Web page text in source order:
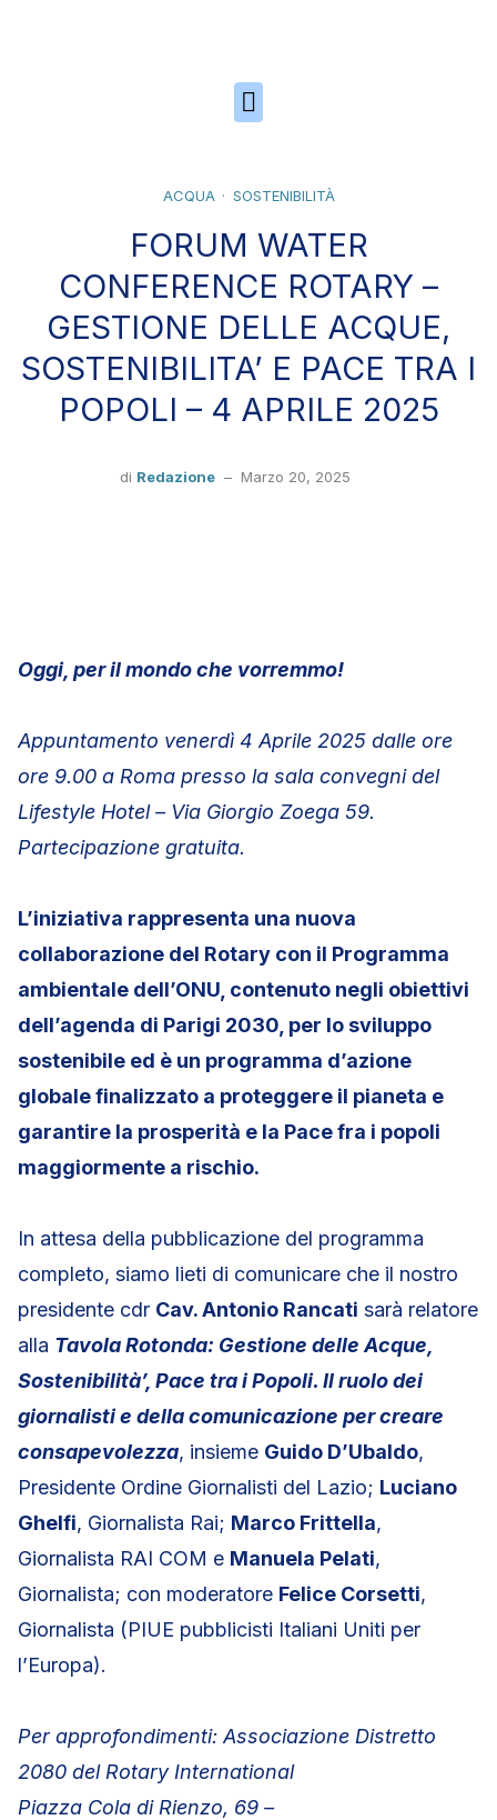
ACQUA SOSTENIBILITÀ
FORUM WATER
CONFERENCE ROTARY –
GESTIONE DELLE ACQUE,
SOSTENIBILITA’ E PACE TRA I
POPOLI – 4 APRILE 2025
di Redazione – Marzo 20, 2025
Oggi, per il mondo che vorremmo!
Appuntamento venerdì 4 Aprile 2025 dalle ore
ore 9.00 a Roma presso la sala convegni del
Lifestyle Hotel – Via Giorgio Zoega 59.
Partecipazione gratuita.
L’iniziativa rappresenta una nuova
collaborazione del Rotary con il Programma
ambientale dell’ONU, contenuto negli obiettivi
dell’agenda di Parigi 2030, per lo sviluppo
sostenibile ed è un programma d’azione
globale finalizzato a proteggere il pianeta e
garantire la prosperità e la Pace fra i popoli
maggiormente a rischio.
In attesa della pubblicazione del programma
completo, siamo lieti di comunicare che il nostro
presidente cdr Cav. Antonio Rancati sarà relatore
alla Tavola Rotonda: Gestione delle Acque,
Sostenibilità’, Pace tra i Popoli. Il ruolo dei
giornalisti e della comunicazione per creare
consapevolezza, insieme Guido D’Ubaldo,
Presidente Ordine Giornalisti del Lazio; Luciano
Ghelfi, Giornalista Rai; Marco Frittella,
Giornalista RAI COM e Manuela Pelati,
Giornalista; con moderatore Felice Corsetti,
Giornalista (PIUE pubblicisti Italiani Uniti per
l’Europa).
Per approfondimenti: Associazione Distretto
2080 del Rotary International
Piazza Cola di Rienzo, 69 –